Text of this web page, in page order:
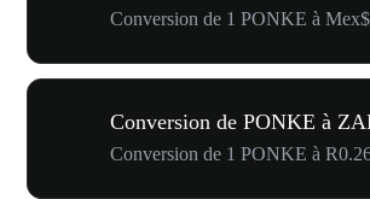
Conversion de 1 PONKE à
Conversion de PONKE à
Conversion de 1 PONKE à